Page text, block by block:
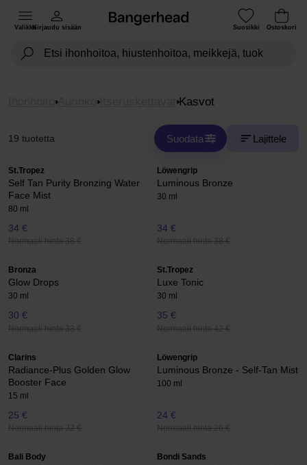
ValikkoKirjaudu sisään Suosikki Ostoskori
Aurinko Itseruskettavat Kasvot
19 tuotetta Suodata Lajittele
St.Tropez
Self Tan Purity Bronzing Water
Face Mist
80 ml
34 €
Normaali hinta 38 €
Löwengrip
Luminous Bronze
30 ml
34 €
Normaali hinta 38 €
Bronza
Glow Drops
30 ml
30 €
Normaali hinta 33 €
St.Tropez
Luxe Tonic
30 ml
35 €
Normaali hinta 42 €
Clarins
Radiance-Plus Golden Glow
Booster Face
15 ml
25 €
Normaali hinta 32 €
Löwengrip
Luminous Bronze - Self-Tan Mist
100 ml
24 €
Normaali hinta 26 €
Bali Body Bondi Sands